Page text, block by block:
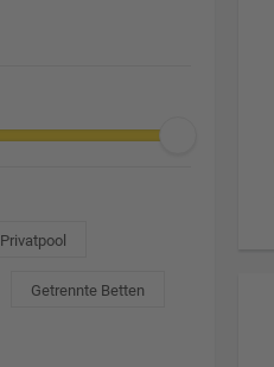
Privatpool
Getrennte Betten